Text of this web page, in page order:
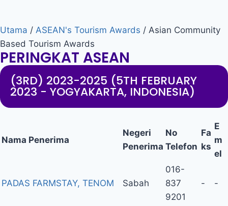
Utama / ASEAN's Tourism Awards / Asian Community
Based Tourism Awards
PERINGKAT ASEAN
(3RD) 2023-2025 (5TH FEBRUARY
2023 - YOGYAKARTA, INDONESIA)
Nama Penerima
Negeri
Penerima
No
Telefon
Fa
ks
E
m
el
PADAS FARMSTAY, TENOM Sabah
016-
837
9201
- -